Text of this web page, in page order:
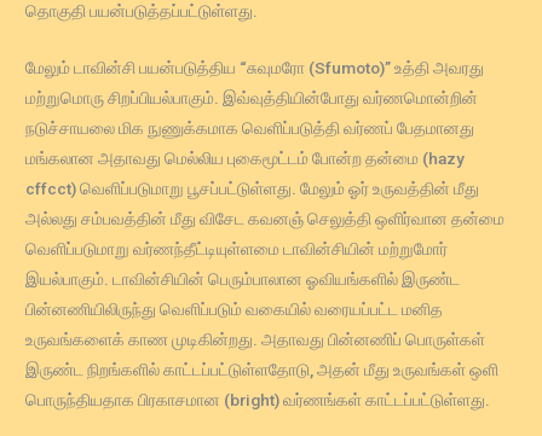
தொகுதி பயன்படுத்தப்பட்டுள்ளது.
மேலும் டாவின்சி பயன்படுத்திய “சுவுமரோ (Sfumoto)” உத்தி அவரது
மற்றுமொரு சிறப்பியல்பாகும். இவ்வுத்தியின்போது வர்ணமொன்றின்
நடுச்சாயலை மிக நுணுக்கமாக வெளிப்படுத்தி வர்ணப் பேதமானது
மங்கலான அதாவது மெல்லிய புகைமூட்டம் போன்ற தன்மை (hazy
cffcct) வெளிப்படுமாறு பூசப்பட்டுள்ளது. மேலும் ஓர் உருவத்தின் மீது
அல்லது சம்பவத்தின் மீது விசேட கவனஞ் செலுத்தி ஒளிர்வான தன்மை
வெளிப்படுமாறு வர்ணந்தீட்டியுள்ளமை டாவின்சியின் மற்றுமோர்
இயல்பாகும். டாவின்சியின் பெரும்பாலான ஓவியங்களில் இருண்ட
பின்னணியிலிருந்து வெளிப்படும் வகையில் வரையப்பட்ட மனித
உருவங்களைக் காண முடிகின்றது. அதாவது பின்னணிப் பொருள்கள்
இருண்ட நிறங்களில் காட்டப்பட்டுள்ளதோடு, அதன் மீது உருவங்கள் ஒளி
பொருந்தியதாக பிரகாசமான (bright) வர்ணங்கள் காட்டப்பட்டுள்ளது.